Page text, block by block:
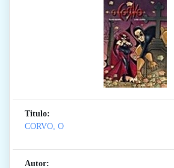
Titulo:
CORVO, O
Autor: